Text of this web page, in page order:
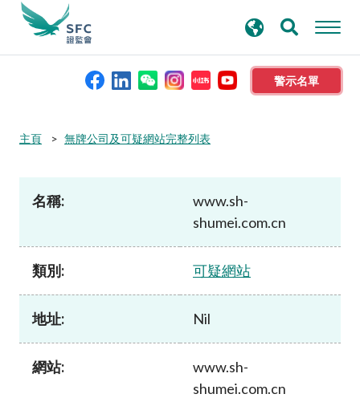
警示名單
本會簡介
資料庫
新聞稿及公布
加入本會
尋
主頁 無牌公司及可疑網站完整列表
名稱:
www.sh-
shumei.com.cn
類別: 可疑網站
地址: Nil
網站:
www.sh-
shumei.com.cn